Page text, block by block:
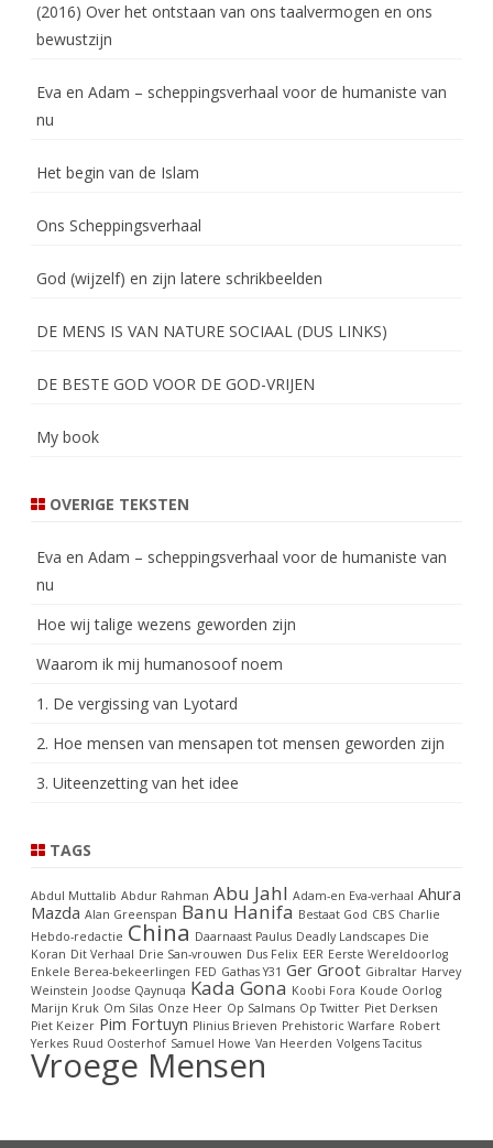
(2016) Over het ontstaan van ons taalvermogen en ons
bewustzijn
Eva en Adam – scheppingsverhaal voor de humaniste van
nu
Het begin van de Islam
Ons Scheppingsverhaal
God (wijzelf) en zijn latere schrikbeelden
DE MENS IS VAN NATURE SOCIAAL (DUS LINKS)
DE BESTE GOD VOOR DE GOD-VRIJEN
My book
OVERIGE TEKSTEN
Eva en Adam – scheppingsverhaal voor de humaniste van
nu
Hoe wij talige wezens geworden zijn
Waarom ik mij humanosoof noem
1. De vergissing van Lyotard
2. Hoe mensen van mensapen tot mensen geworden zijn
3. Uiteenzetting van het idee
TAGS
Abdul Muttalib Abdur Rahman Abu Jahl Adam-en Eva-verhaal Ahura
Mazda Alan Greenspan Banu Hanifa Bestaat God CBS Charlie
Hebdo-redactie China Daarnaast Paulus Deadly Landscapes Die
Koran Dit Verhaal Drie San-vrouwen Dus Felix EER Eerste Wereldoorlog
Enkele Berea-bekeerlingen FED Gathas Y31 Ger Groot Gibraltar Harvey
Weinstein Joodse Qaynuqa Kada Gona Koobi Fora Koude Oorlog
Marijn Kruk Om Silas Onze Heer Op Salmans Op Twitter Piet Derksen
Piet Keizer Pim Fortuyn Plinius Brieven Prehistoric Warfare Robert
Yerkes Ruud Oosterhof Samuel Howe Van Heerden Volgens Tacitus
Vroege Mensen